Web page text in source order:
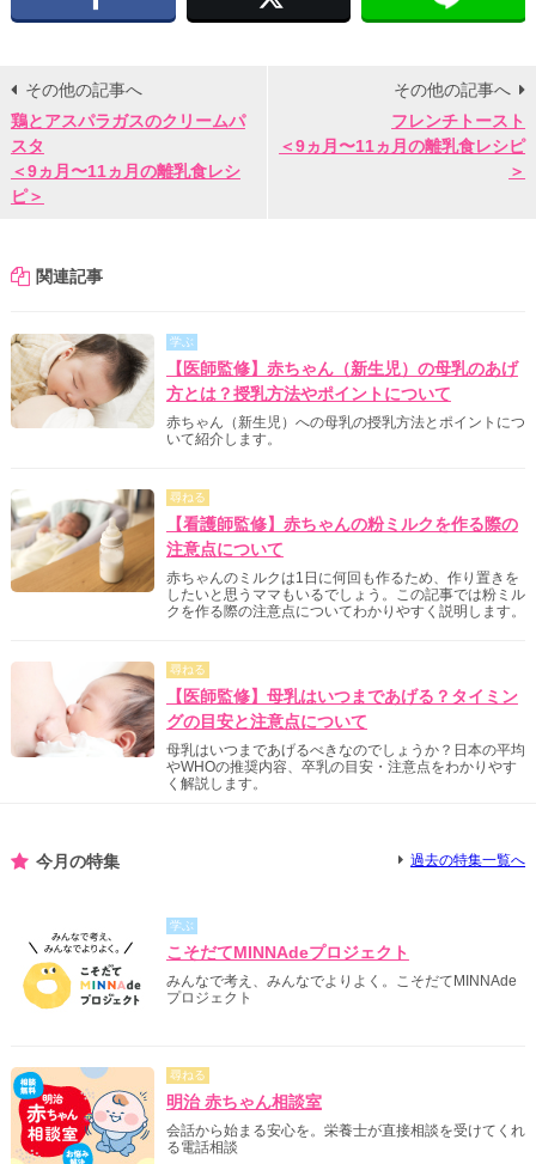
その他の記事へ
鶏とアスパラガスのクリームパ
スタ
＜9ヵ月〜11ヵ月の離乳食レシ
ピ＞
その他の記事へ
フレンチトースト
＜9ヵ月〜11ヵ月の離乳食レシピ
＞
関連記事
学ぶ
【医師監修】赤ちゃん（新生児）の母乳のあげ
方とは？授乳方法やポイントについて
赤ちゃん（新生児）への母乳の授乳方法とポイントにつ
いて紹介します。
尋ねる
【看護師監修】赤ちゃんの粉ミルクを作る際の
注意点について
赤ちゃんのミルクは1日に何回も作るため、作り置きを
したいと思うママもいるでしょう。この記事では粉ミル
クを作る際の注意点についてわかりやすく説明します。
尋ねる
【医師監修】母乳はいつまであげる？タイミン
グの目安と注意点について
母乳はいつまであげるべきなのでしょうか？日本の平均
やWHOの推奨内容、卒乳の目安・注意点をわかりやす
く解説します。
今月の特集 過去の特集一覧へ
学ぶ
こそだてMINNAdeプロジェクト
みんなで考え、みんなでよりよく。こそだてMINNAde
プロジェクト
尋ねる
明治 赤ちゃん相談室
会話から始まる安心を。栄養士が直接相談を受けてくれ
る電話相談